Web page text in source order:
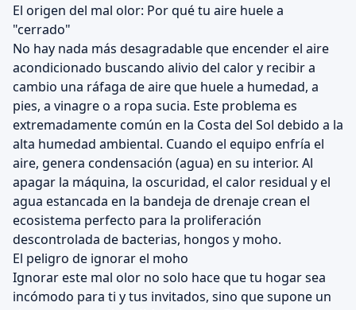
El origen del mal olor: Por qué tu aire huele a
"cerrado"
No hay nada más desagradable que encender el aire
acondicionado buscando alivio del calor y recibir a
cambio una ráfaga de aire que huele a humedad, a
pies, a vinagre o a ropa sucia. Este problema es
extremadamente común en la Costa del Sol debido a la
alta humedad ambiental. Cuando el equipo enfría el
aire, genera condensación (agua) en su interior. Al
apagar la máquina, la oscuridad, el calor residual y el
agua estancada en la bandeja de drenaje crean el
ecosistema perfecto para la proliferación
descontrolada de bacterias, hongos y moho.
El peligro de ignorar el moho
Ignorar este mal olor no solo hace que tu hogar sea
incómodo para ti y tus invitados, sino que supone un